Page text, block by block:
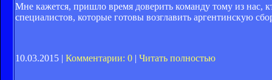
Мне кажется, пришло время доверить команду тому из нас,
специалистов, которые готовы возглавить аргентинскую
10.03.2015 | Комментарии: 0 | Читать полностью